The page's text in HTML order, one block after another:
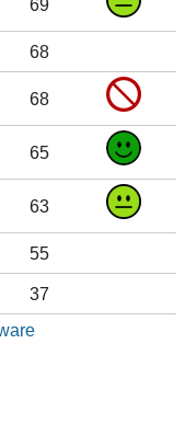
69
68
68
65
63
55
37